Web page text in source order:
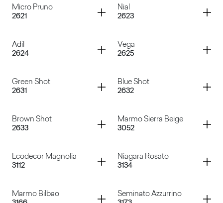
Micro Pruno
2621
Container
Nial
2623
Container
Adil
2624
Container
Vega
2625
Container
Green Shot
2631
Container
Blue Shot
2632
Container
Brown Shot
2633
Container
Marmo Sierra Beige
3052
Container
Ecodecor Magnolia
3112
Container
Niagara Rosato
3134
Container
Marmo Bilbao
Container
Seminato Azzurrino
Container